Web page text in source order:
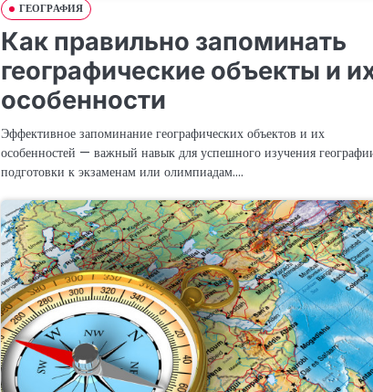
ГЕОГРАФИЯ
Как правильно запоминать
географические объекты и
особенности
Эффективное запоминание географических объектов и их
особенностей — важный навык для успешного изучения
подготовки к экзаменам или олимпиадам.…